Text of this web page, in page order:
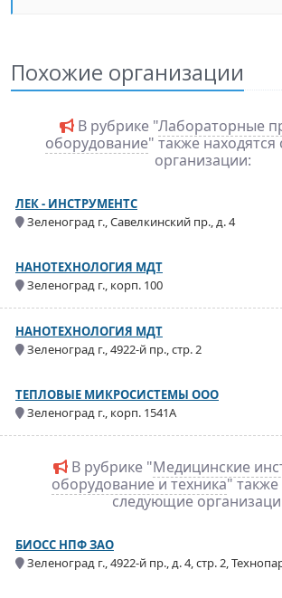
Похожие организации
В рубрике "Лабораторные
оборудование" также
организации:
ЛЕК - ИНСТРУМЕНТС
Зеленоград г., Савелкинский пр., д. 4
НАНОТЕХНОЛОГИЯ МДТ
Зеленоград г., корп. 100
НАНОТЕХНОЛОГИЯ МДТ
Зеленоград г., 4922-й пр., стр. 2
ТЕПЛОВЫЕ МИКРОСИСТЕМЫ ООО
Зеленоград г., корп. 1541А
В рубрике "Медицинские
оборудование и техника" также
следующие
БИОСС НПФ ЗАО
Зеленоград г., 4922-й пр., д. 4, стр. 2,